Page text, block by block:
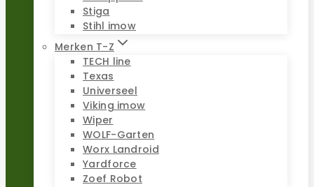
Stiga
Stihl imow
Merken T-Z
TECH line
Texas
Universeel
Viking imow
Wiper
WOLF-Garten
Worx Landroid
Yardforce
Zoef Robot